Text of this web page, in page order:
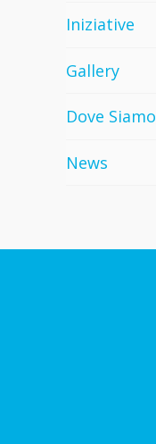
Iniziative
Gallery
Dove Siamo
News